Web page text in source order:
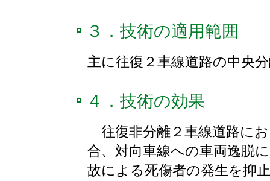
３．技術の適用範囲
主に往復２車線道路の中央
４．技術の効果
往復非分離２車線道路に
合、対向車線への車両逸脱
故による死傷者の発生を抑